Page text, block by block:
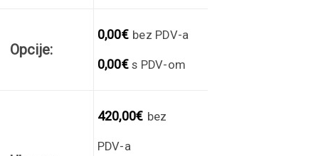
Opcije:
0,00€ bez PDV-a
0,00€s PDV-om
420,00€ bez
PDV-a